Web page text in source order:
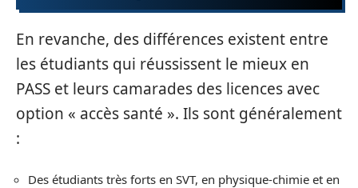
En revanche, des différences existent entre
les étudiants qui réussissent le mieux en
PASS et leurs camarades des licences avec
option « accès santé ». Ils sont généralement
:
Des étudiants très forts en SVT, en physique-chimie et en